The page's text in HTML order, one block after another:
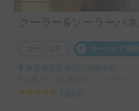
カーシェア カーシェア保険
東京都北区赤羽, ' JR赤羽駅
5.00
9